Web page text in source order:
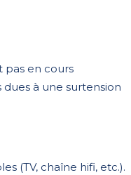
pas en cours
dues à une surtension
(TV, chaîne hifi, etc.).